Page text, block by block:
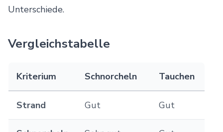
Unterschiede.
Vergleichstabelle
Kriterium Schnorcheln Tauchen
Strand Gut Gut